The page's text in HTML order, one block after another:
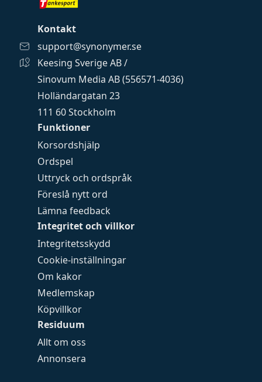
Funktioner
Korsordshjälp
Ordspel
Uttryck och ordspråk
Föreslå nytt ord
Lämna feedback
Integritet och villkor
Integritetsskydd
Cookie-inställningar
Om kakor
Medlemskap
Köpvillkor
Residuum
Allt om oss
Annonsera
Kontakt
support@synonymer.se
Keesing Sverige AB /
Sinovum Media AB (556571-4036)
Holländargatan 23
111 60 Stockholm